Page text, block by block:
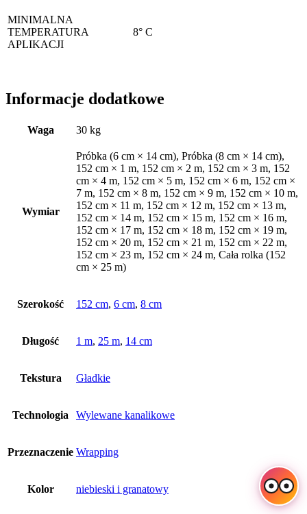
MINIMALNA
TEMPERATURA
APLIKACJI
8° C
Informacje dodatkowe
Waga 30 kg
Wymiar
Próbka (6 cm × 14 cm), Próbka (8 cm × 14 cm),
152 cm × 1 m, 152 cm × 2 m, 152 cm × 3 m, 152
cm × 4 m, 152 cm × 5 m, 152 cm × 6 m, 152 cm ×
7 m, 152 cm × 8 m, 152 cm × 9 m, 152 cm × 10 m,
152 cm × 11 m, 152 cm × 12 m, 152 cm × 13 m,
152 cm × 14 m, 152 cm × 15 m, 152 cm × 16 m,
152 cm × 17 m, 152 cm × 18 m, 152 cm × 19 m,
152 cm × 20 m, 152 cm × 21 m, 152 cm × 22 m,
152 cm × 23 m, 152 cm × 24 m, Cała rolka (152
cm × 25 m)
Szerokość 152 cm, 6 cm, 8 cm
Długość 1 m, 25 m, 14 cm
Tekstura Gładkie
Technologia Wylewane kanalikowe
Przeznaczenie Wrapping
Kolor niebieski i granatowy